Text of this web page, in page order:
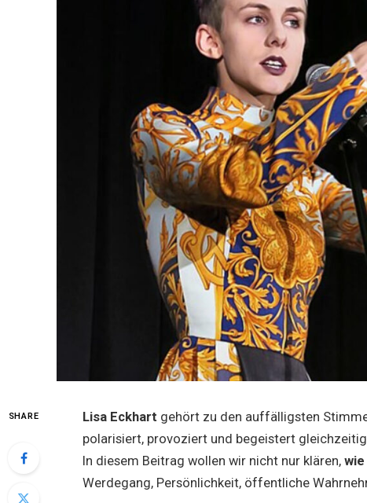
SHARE Lisa Eckhart gehört zu den auffälligsten
polarisiert, provoziert und begeistert
In diesem Beitrag wollen wir nicht nur klären,
Werdegang, Persönlichkeit, öffentliche